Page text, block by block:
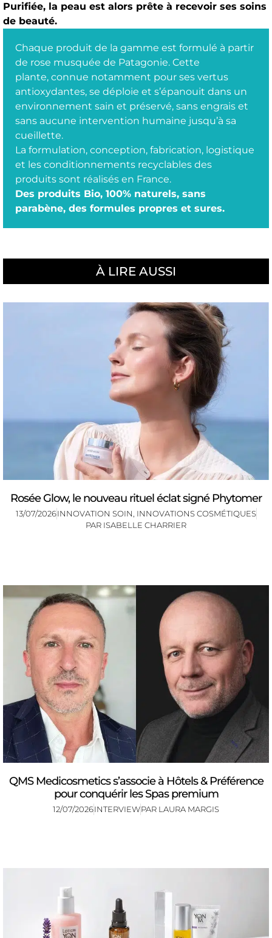
Purifiée, la peau est alors prête à recevoir ses soins
de beauté.
Chaque produit de la gamme est formulé à partir
de rose musquée de Patagonie. Cette
plante, connue notamment pour ses vertus
antioxydantes, se déploie et s’épanouit dans un
environnement sain et préservé, sans engrais et
sans aucune intervention humaine jusqu’à sa
cueillette.
La formulation, conception, fabrication, logistique
et les conditionnements recyclables des
produits sont réalisés en France.
Des produits Bio, 100% naturels, sans
parabène, des formules propres et sures.
À LIRE AUSSI
Rosée Glow, le nouveau rituel éclat signé Phytomer
13/07/2026INNOVATION SOIN, INNOVATIONS COSMÉTIQUES
PAR ISABELLE CHARRIER
QMS Medicosmetics s’associe à Hôtels & Préférence
pour conquérir les Spas premium
12/07/2026INTERVIEWPAR LAURA MARGIS